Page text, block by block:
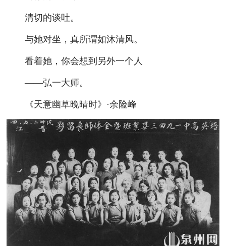
清切的谈吐。
与她对坐，真所谓如沐清风。
看着她，你会想到另外一个人
——弘一大师。
《天意幽草晚晴时》·余险峰